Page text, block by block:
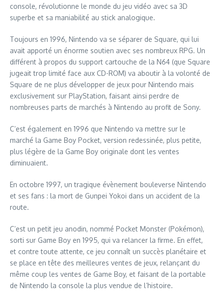
console, révolutionne le monde du jeu vidéo avec sa 3D
superbe et sa maniabilité au stick analogique.
Toujours en 1996, Nintendo va se séparer de Square, qui lui
avait apporté un énorme soutien avec ses nombreux RPG. Un
différent à propos du support cartouche de la N64 (que Square
jugeait trop limité face aux CD-ROM) va aboutir à la volonté de
Square de ne plus développer de jeux pour Nintendo mais
exclusivement sur PlayStation, faisant ainsi perdre de
nombreuses parts de marchés à Nintendo au profit de Sony.
C’est également en 1996 que Nintendo va mettre sur le
marché la Game Boy Pocket, version redessinée, plus petite,
plus légère de la Game Boy originale dont les ventes
diminuaient.
En octobre 1997, un tragique évènement bouleverse Nintendo
et ses fans : la mort de Gunpei Yokoi dans un accident de la
route.
C’est un petit jeu anodin, nommé Pocket Monster (Pokémon),
sorti sur Game Boy en 1995, qui va relancer la firme. En effet,
et contre toute attente, ce jeu connaît un succès planétaire et
se place en tête des meilleures ventes de jeux, relançant du
même coup les ventes de Game Boy, et faisant de la portable
de Nintendo la console la plus vendue de l’histoire.